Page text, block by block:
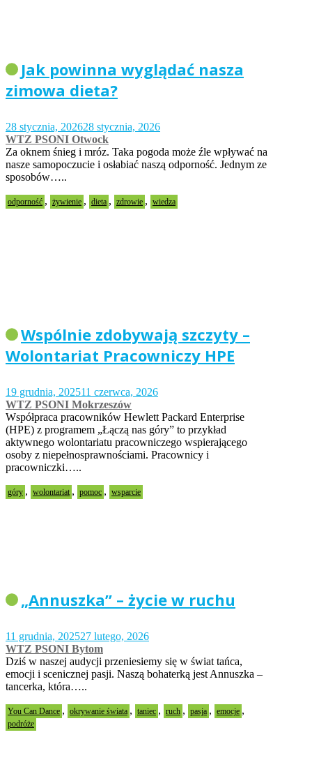
Jak powinna wyglądać nasza
zimowa dieta?
28 stycznia, 202628 stycznia, 2026
WTZ PSONI Otwock
Za oknem śnieg i mróz. Taka pogoda może źle wpływać na
nasze samopoczucie i osłabiać naszą odporność. Jednym ze
sposobów…..
odporność , żywienie , dieta , zdrowie , wiedza
Wspólnie zdobywają szczyty –
Wolontariat Pracowniczy HPE
19 grudnia, 202511 czerwca, 2026
WTZ PSONI Mokrzeszów
Współpraca pracowników Hewlett Packard Enterprise
(HPE) z programem „Łączą nas góry” to przykład
aktywnego wolontariatu pracowniczego wspierającego
osoby z niepełnosprawnościami. Pracownicy i
pracowniczki…..
góry , wolontariat , pomoc , wsparcie
„Annuszka” – życie w ruchu
11 grudnia, 202527 lutego, 2026
WTZ PSONI Bytom
Dziś w naszej audycji przeniesiemy się w świat tańca,
emocji i scenicznej pasji. Naszą bohaterką jest Annuszka –
tancerka, która…..
You Can Dance , okrywanie świata , taniec , ruch , pasja , emocje ,
podróże